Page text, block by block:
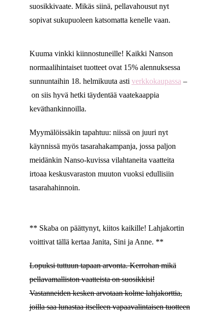
suosikkivaate. Mikäs siinä, pellavahousut nyt
sopivat sukupuoleen katsomatta kenelle vaan.
Kuuma vinkki kiinnostuneille! Kaikki Nanson
normaalihintaiset tuotteet ovat 15% alennuksessa
sunnuntaihin 18. helmikuuta asti verkkokaupassa –
on siis hyvä hetki täydentää vaatekaappia
keväthankinnoilla.
Myymälöissäkin tapahtuu: niissä on juuri nyt
käynnissä myös tasarahakampanja, jossa paljon
meidänkin Nanso-kuvissa vilahtaneita vaatteita
irtoaa keskusvaraston muuton vuoksi edullisiin
tasarahahinnoin.
** Skaba on päättynyt, kiitos kaikille! Lahjakortin
voittivat tällä kertaa Janita, Sini ja Anne. **
Lopuksi tuttuun tapaan arvonta. Kerrohan mikä
pellavamalliston vaatteista on suosikkisi!
Vastanneiden kesken arvotaan kolme lahjakorttia,
joilla saa lunastaa itselleen vapaavalintaisen tuotteen